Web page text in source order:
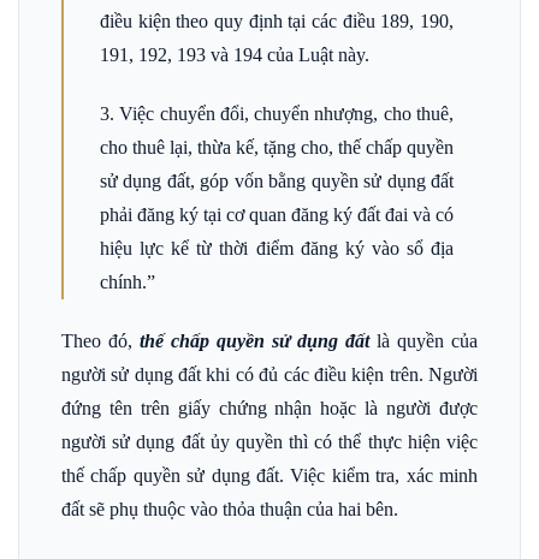
điều kiện theo quy định tại các điều 189, 190,
191, 192, 193 và 194 của Luật này.
3. Việc chuyển đổi, chuyển nhượng, cho thuê,
cho thuê lại, thừa kế, tặng cho, thế chấp quyền
sử dụng đất, góp vốn bằng quyền sử dụng đất
phải đăng ký tại cơ quan đăng ký đất đai và có
hiệu lực kể từ thời điểm đăng ký vào sổ địa
chính.”
Theo đó, thế chấp quyền sử dụng đất là quyền của
người sử dụng đất khi có đủ các điều kiện trên. Người
đứng tên trên giấy chứng nhận hoặc là người được
người sử dụng đất ủy quyền thì có thể thực hiện việc
thế chấp quyền sử dụng đất. Việc kiểm tra, xác minh
đất sẽ phụ thuộc vào thỏa thuận của hai bên.